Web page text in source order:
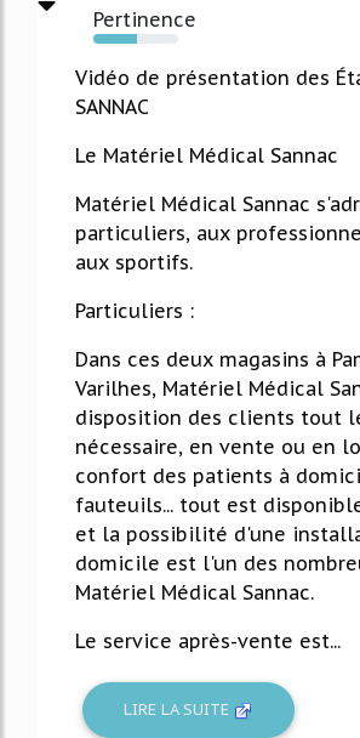
Pertinence
52%
Vidéo de présentation des
SANNAC
Le Matériel Médical Sannac
Matériel Médical Sannac
particuliers, aux
aux sportifs.
Particuliers :
Dans ces deux magasins à
Varilhes, Matériel Médical
disposition des clients tout
nécessaire, en vente ou en
confort des patients à
fauteuils... tout est
et la possibilité d'une
domicile est l'un des
Matériel Médical Sannac.
Le service après-vente est...
LIRE LA SUITE